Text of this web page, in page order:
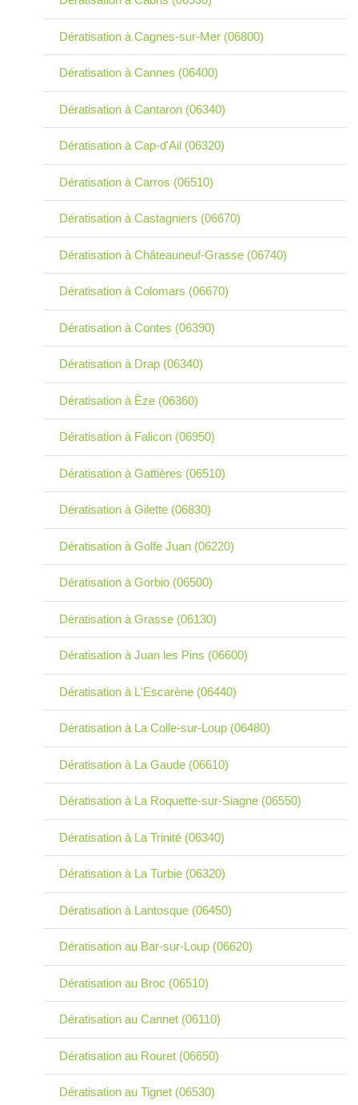
Dératisation à Cagnes-sur-Mer (06800)
Dératisation à Cannes (06400)
Dératisation à Cantaron (06340)
Dératisation à Cap-d'Ail (06320)
Dératisation à Carros (06510)
Dératisation à Castagniers (06670)
Dératisation à Châteauneuf-Grasse (06740)
Dératisation à Colomars (06670)
Dératisation à Contes (06390)
Dératisation à Drap (06340)
Dératisation à Èze (06360)
Dératisation à Falicon (06950)
Dératisation à Gattières (06510)
Dératisation à Gilette (06830)
Dératisation à Golfe Juan (06220)
Dératisation à Gorbio (06500)
Dératisation à Grasse (06130)
Dératisation à Juan les Pins (06600)
Dératisation à L'Escarène (06440)
Dératisation à La Colle-sur-Loup (06480)
Dératisation à La Gaude (06610)
Dératisation à La Roquette-sur-Siagne (06550)
Dératisation à La Trinité (06340)
Dératisation à La Turbie (06320)
Dératisation à Lantosque (06450)
Dératisation au Bar-sur-Loup (06620)
Dératisation au Broc (06510)
Dératisation au Cannet (06110)
Dératisation au Rouret (06650)
Dératisation au Tignet (06530)